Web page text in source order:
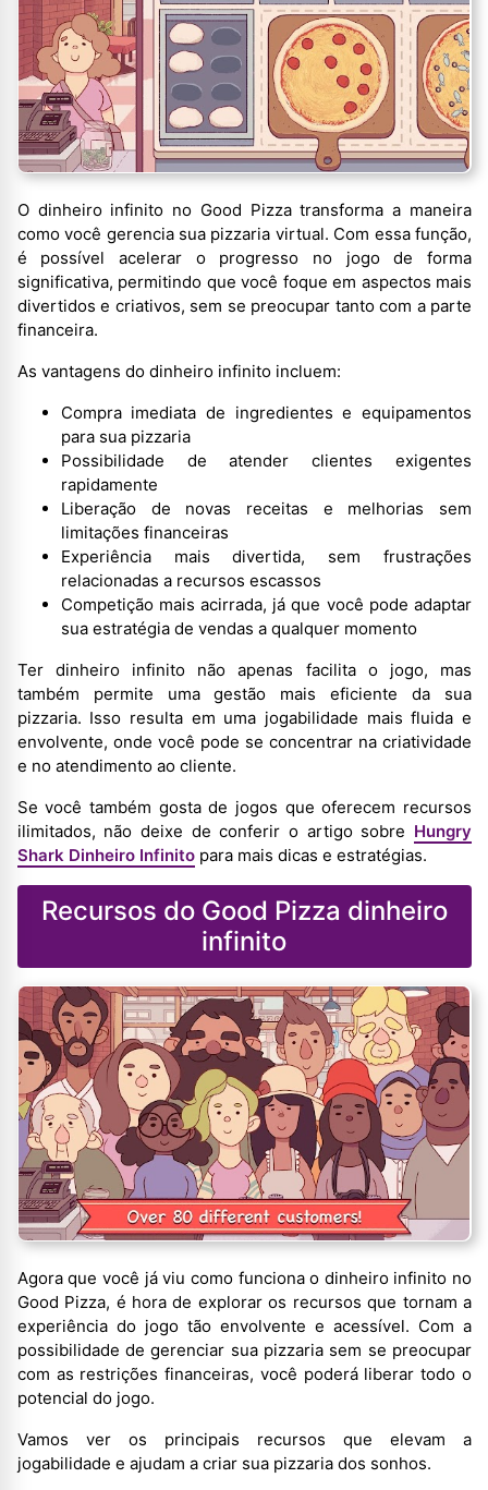
O dinheiro infinito no Good Pizza transforma a maneira
como você gerencia sua pizzaria virtual. Com essa função,
é possível acelerar o progresso no jogo de forma
significativa, permitindo que você foque em aspectos mais
divertidos e criativos, sem se preocupar tanto com a parte
financeira.
As vantagens do dinheiro infinito incluem:
Compra imediata de ingredientes e equipamentos
para sua pizzaria
Possibilidade de atender clientes exigentes
rapidamente
Liberação de novas receitas e melhorias sem
limitações financeiras
Experiência mais divertida, sem frustrações
relacionadas a recursos escassos
Competição mais acirrada, já que você pode adaptar
sua estratégia de vendas a qualquer momento
Ter dinheiro infinito não apenas facilita o jogo, mas
também permite uma gestão mais eficiente da sua
pizzaria. Isso resulta em uma jogabilidade mais fluida e
envolvente, onde você pode se concentrar na criatividade
e no atendimento ao cliente.
Se você também gosta de jogos que oferecem recursos
ilimitados, não deixe de conferir o artigo sobre Hungry
Shark Dinheiro Infinitopara mais dicas e estratégias.
Recursos do Good Pizza dinheiro
infinito
Agora que você já viu como funciona o dinheiro infinito no
Good Pizza, é hora de explorar os recursos que tornam a
experiência do jogo tão envolvente e acessível. Com a
possibilidade de gerenciar sua pizzaria sem se preocupar
com as restrições financeiras, você poderá liberar todo o
potencial do jogo.
Vamos ver os principais recursos que elevam a
jogabilidade e ajudam a criar sua pizzaria dos sonhos.